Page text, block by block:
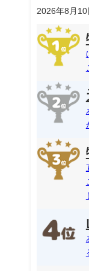
2026年8月